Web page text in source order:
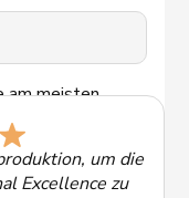
um die
Excellence zu
am meisten